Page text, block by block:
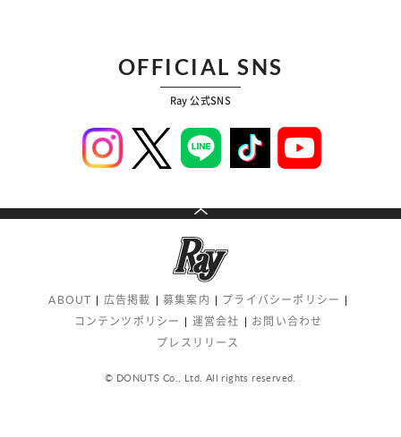
OFFICIAL SNS
Ray 公式SNS
ABOUT 広告掲載 募集案内
プライバシーポリシー
コンテンツポリシー
運営会社
お問い合わせ
プレスリリース
© DONUTS Co., Ltd. All rights reserved.